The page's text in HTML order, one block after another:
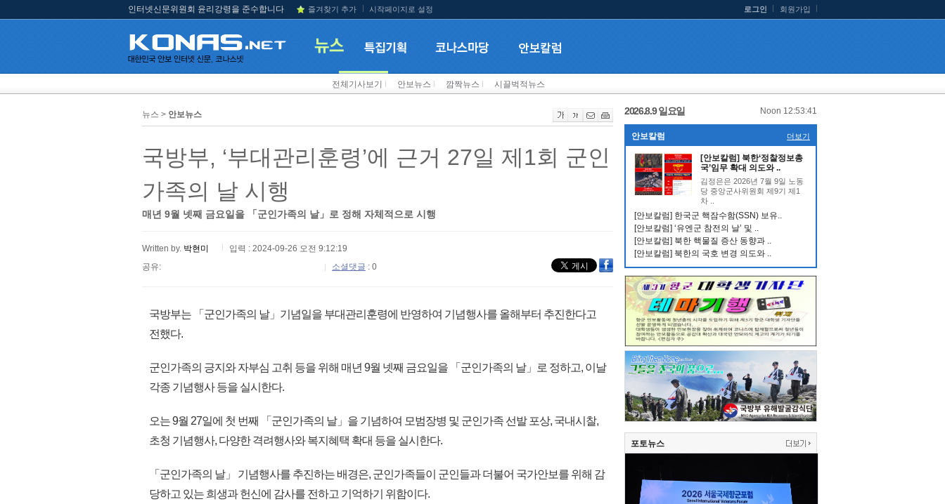
인터넷신문위원회 윤리강령을 준수합니다 즐겨찾기 추가 시작페이지로 설정 로그인 회원가입
전체기사보기 안보뉴스 깜짝뉴스 시끌벅적뉴스
뉴스 > 안보뉴스
국방부, ‘부대관리훈령’에 근거 27일 제1회 군인
가족의 날 시행
매년 9월 넷째 금요일을 「군인가족의 날」로 정해 자체적으로 시행
Written by. 박현미
입력 : 2024-09-26 오전 9:12:19
공유:
소셜댓글 : 0
국방부는 「군인가족의 날」기념일을 부대관리훈령에 반영하여 기념행사를 올해부터 추진한다고
전했다.
군인가족의 긍지와 자부심 고취 등을 위해 매년 9월 넷째 금요일을 「군인가족의 날」로 정하고, 이날
각종 기념행사 등을 실시한다.
오는 9월 27일에 첫 번째 「군인가족의 날」을 기념하여 모범장병 및 군인가족 선발 포상, 국내시찰,
초청 기념행사, 다양한 격려행사와 복지혜택 확대 등을 실시한다.
「군인가족의 날」 기념행사를 추진하는 배경은, 군인가족들이 군인들과 더불어 국가안보를 위해 감
당하고 있는 희생과 헌신에 감사를 전하고 기억하기 위함이다.
2026.8.9 일요일 Noon 12:53:42
안보칼럼 더보기
[안보칼럼] 북한‘정찰정보총
국’임무 확대 의도와 ..
김정은은 2026년 7월 9일 노동
당 중앙군사위원회 제9기 제1
차 ..
[안보칼럼] 한국군 핵잠수함(SSN) 보유..
[안보칼럼] ‘유엔군 참전의 날’ 및 ..
[안보칼럼] 북한 핵물질 증산 동향과 ..
[안보칼럼] 북한의 국호 변경 의도와 ..
포토뉴스